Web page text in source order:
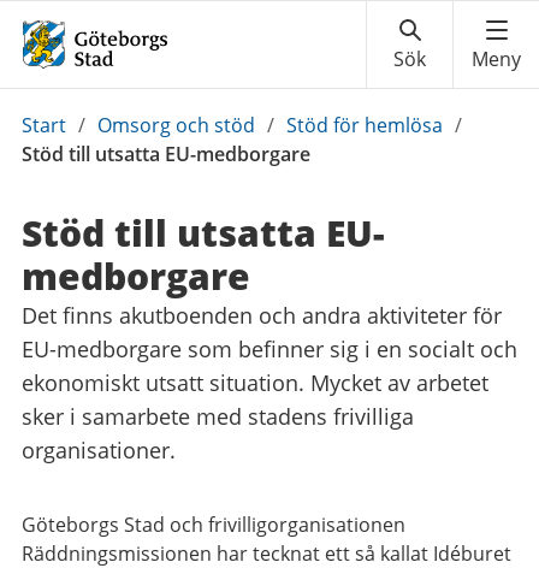
Du
är
Start / Omsorg och stöd / Stöd för hemlösa /
Stöd till utsatta EU-medborgare
Stöd till utsatta EU-
medborgare
Det finns akutboenden och andra aktiviteter för
EU-medborgare som befinner sig i en socialt och
ekonomiskt utsatt situation. Mycket av arbetet
sker i samarbete med stadens frivilliga
organisationer.
Göteborgs Stad och frivilligorganisationen
Räddningsmissionen har tecknat ett så kallat Idéburet